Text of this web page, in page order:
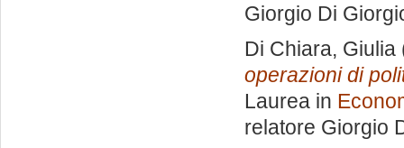
Giorgio Di
Di Chiara, Giulia
operazioni di
Laurea in
relatore Giorgio